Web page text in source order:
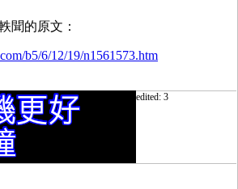
聞的原文：
b5/6/12/19/n1561573.htm
edited: 3